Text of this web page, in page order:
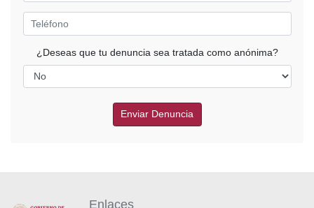
¿Deseas que tu denuncia sea tratada como anónima?
Enviar Denuncia
Enlaces